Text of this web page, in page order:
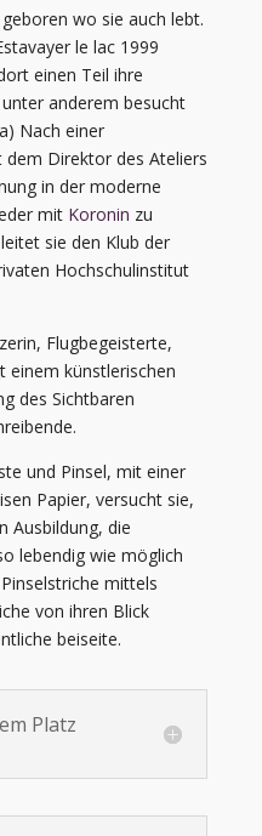
wo sie auch lebt.
le lac 1999
einen Teil ihre
anderem besucht
Nach einer
Direktor des Ateliers
in der moderne
mit Koronin zu
sie den Klub der
Hochschulinstitut
Flugbegeisterte,
einem künstlerischen
des Sichtbaren
und Pinsel, mit einer
Papier, versucht sie,
Ausbildung, die
lebendig wie möglich
mittels
von ihren Blick
beiseite.
Platz